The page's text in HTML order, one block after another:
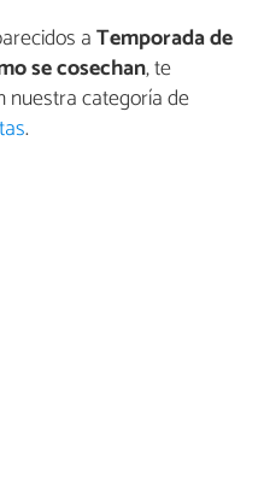
aTemporada de
se cosechan, te
nuestra categoría de
.